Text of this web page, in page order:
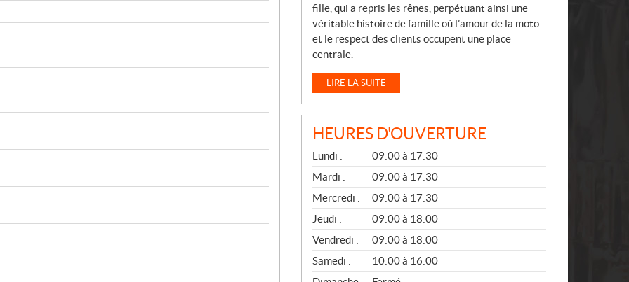
fille, qui a repris les rênes, perpétuant ainsi une
véritable histoire de famille où l’amour de la moto
et le respect des clients occupent une place
centrale.
LIRE LA SUITE
HEURES D'OUVERTURE
G
É
N
É
R
A
L
Lundi :
09:00 à 17:30
Mardi :
09:00 à 17:30
Mercredi :
09:00 à 17:30
Jeudi :
09:00 à 18:00
Vendredi :
09:00 à 18:00
Samedi :
10:00 à 16:00